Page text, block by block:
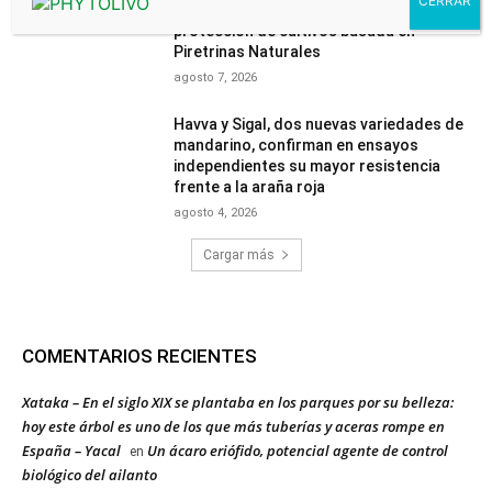
filial de COPYR dedicada al negocio de
protección de cultivos basada en
Piretrinas Naturales
agosto 7, 2026
Havva y Sigal, dos nuevas variedades de
mandarino, confirman en ensayos
independientes su mayor resistencia
frente a la araña roja
agosto 4, 2026
Cargar más
COMENTARIOS RECIENTES
Xataka – En el siglo XIX se plantaba en los parques por su belleza:
hoy este árbol es uno de los que más tuberías y aceras rompe en
España – Yacal
en Un ácaro eriófido, potencial agente de control
biológico del ailanto